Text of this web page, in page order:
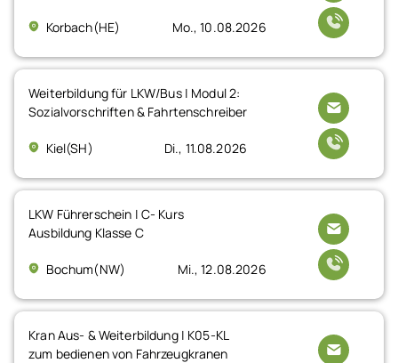
Korbach(HE) Mo., 10.08.2026
Weiterbildung für LKW/Bus | Modul 2:
Sozialvorschriften & Fahrtenschreiber
Kiel(SH) Di., 11.08.2026
LKW Führerschein | C- Kurs
Ausbildung Klasse C
Bochum(NW) Mi., 12.08.2026
Kran Aus- & Weiterbildung | K05-KL
zum bedienen von Fahrzeugkranen